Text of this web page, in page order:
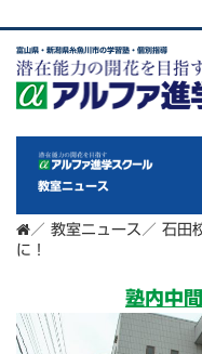
富山県・新潟県糸魚川市の学習塾・個別指導
教室ニュース
／ 教室ニュース ／ 石田
に！
塾内中